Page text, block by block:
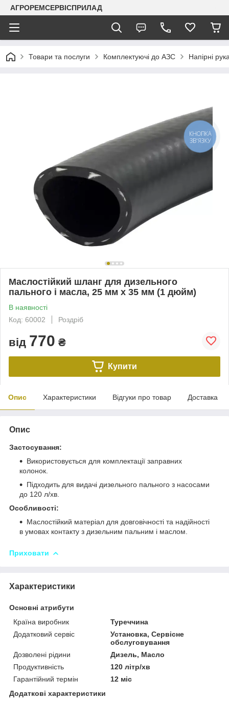
АГРОРЕМСЕРВІСПРИЛАД
Товари та послуги Комплектуючі до АЗС Напірні
Маслостійкий шланг для дизельного
пального і масла, 25 мм x 35 мм (1 дюйм)
В наявності
Код: 60002
Роздріб
від 770 ₴
Купити
Опис Характеристики Відгуки про товар Доставка
Опис
Застосування:
Використовується для комплектації заправних
колонок.
Підходить для видачі дизельного пального з насосами
до 120 л/хв.
Особливості:
Маслостійкий матеріал для довговічності та надійності
в умовах контакту з дизельним пальним і маслом.
Приховати
Характеристики
Основні атрибути
Країна виробник
Туреччина
Додатковий сервіс
Установка, Сервісне
обслуговування
Дозволені рідини
Дизель, Масло
Продуктивність
120 літр/хв
Гарантійний термін
12 міс
Додаткові характеристики
КНОПКА
ЗВ'ЯЗКУ